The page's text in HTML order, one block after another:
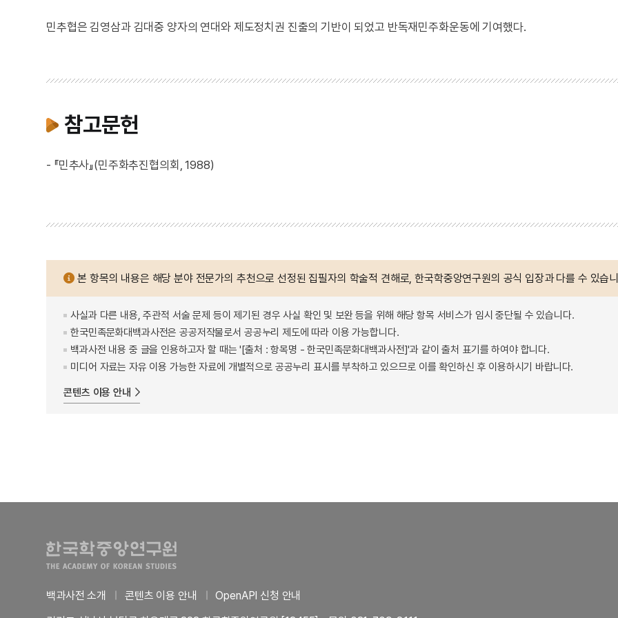
민추협은 김영삼과 김대중 양자의 연대와 제도정치권 진출의 기반이 되었고 반독재민주화운동에 기여했다.
참고문헌
- 『민추사』(민주화추진협의회, 1988)
본 항목의 내용은 해당 분야 전문가의 추천으로 선정된 집필자의 학술적 견해로, 한국학중앙연구원의 공식 입장과 다를 수 있습
사실과 다른 내용, 주관적 서술 문제 등이 제기된 경우 사실 확인 및 보완 등을 위해 해당 항목 서비스가 임시 중단될 수 있습니다.
한국민족문화대백과사전은 공공저작물로서 공공누리 제도에 따라 이용 가능합니다.
백과사전 내용 중 글을 인용하고자 할 때는 '[출처 : 항목명 - 한국민족문화대백과사전]'과 같이 출처 표기를 하여야 합니다.
미디어 자료는 자유 이용 가능한 자료에 개별적으로 공공누리 표시를 부착하고 있으므로 이를 확인하신 후 이용하시기 바랍니다.
콘텐츠 이용 안내
백과사전 소개 콘텐츠 이용 안내
OpenAPI 신청 안내